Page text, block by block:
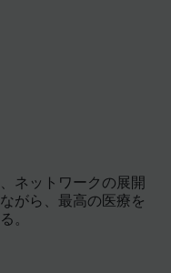
ネットワークの展開
がら、最高の医療を
。